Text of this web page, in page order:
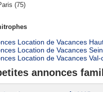
(75)
Location de Vacances
Location de Vacances
Location de Vacances
annonces